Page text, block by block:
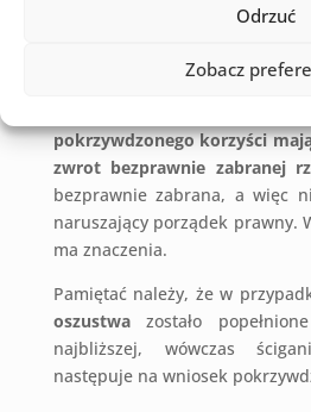
Odrzuć
Zobacz
),
W kodeksie karnym
pokrzywdzonego korzyści
zwrot bezprawnie zabranej
bezprawnie zabrana, a więc
naruszający porządek prawny.
ma znaczenia.
Pamiętać należy, że w
oszustwazostało
najbliższej, wówczas
następuje na wniosek